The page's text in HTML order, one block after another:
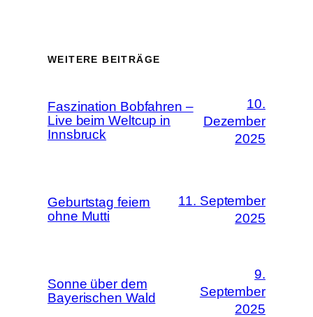
WEITERE BEITRÄGE
Faszination Bobfahren –
Live beim Weltcup in
Innsbruck
10.
Dezember
2025
Geburtstag feiern
ohne Mutti
11. September
2025
Sonne über dem
Bayerischen Wald
9.
September
2025